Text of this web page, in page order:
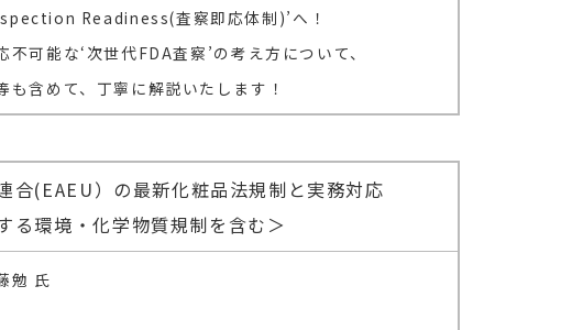
Readiness(査察即応体制)’へ！
可能な‘次世代FDA査察’の考え方について、
含めて、丁寧に解説いたします！
合(EAEU）の最新化粧品法規制と実務対応
る環境・化学物質規制を含む＞
勉 氏